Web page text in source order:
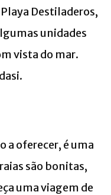
Playa Destiladeros,
unidades
vista do mar.
a oferecer, é uma
são bonitas,
uma viagem de